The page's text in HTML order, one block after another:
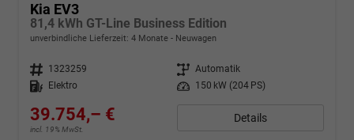
Kia EV3
81,4 kWh GT-Line Business Edition
unverbindliche Lieferzeit: 4 Monate Neuwagen
Fahrzeugnr. 1323259 Getriebe Automatik
Kraftstoff
Elektro Leistung 150 kW (204 PS)
39.754,– €
incl. 19% MwSt.
Details